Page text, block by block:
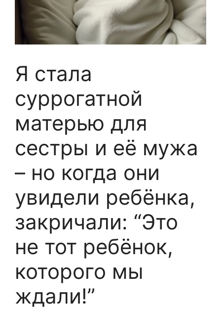
Я стала
суррогатной
матерью для
сестры и её мужа
– но когда они
увидели ребёнка,
закричали: “Это
не тот ребёнок,
которого мы
ждали!”